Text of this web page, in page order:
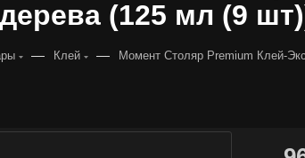
(125 мл (9
— Клей — Момент Столяр Premium Клей-